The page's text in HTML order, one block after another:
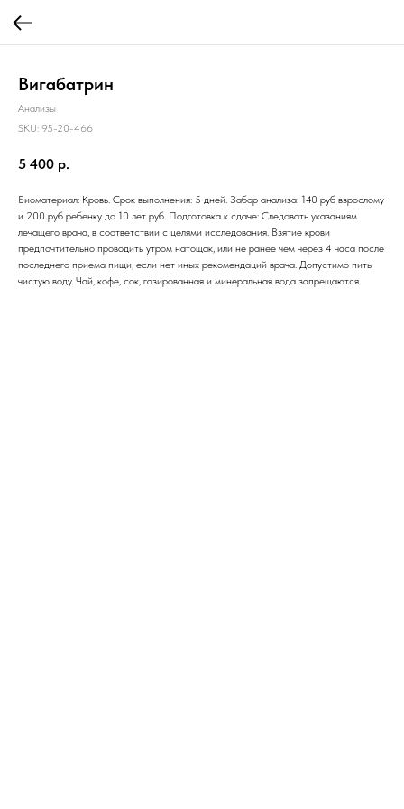
Вигабатрин
Анализы
SKU: 95-20-466
5 400 р.
Биоматериал: Кровь. Срок выполнения: 5 дней. Забор анализа: 140 руб взрослому
и 200 руб ребенку до 10 лет руб. Подготовка к сдаче: Следовать указаниям
лечащего врача, в соответствии с целями исследования. Взятие крови
предпочтительно проводить утром натощак, или не ранее чем через 4 часа после
последнего приема пищи, если нет иных рекомендаций врача. Допустимо пить
чистую воду. Чай, кофе, сок, газированная и минеральная вода запрещаются.